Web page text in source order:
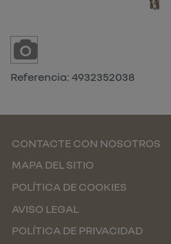
Referencia: 4932352038
CONTACTE CON NOSOTROS
MAPA DEL SITIO
POLÍTICA DE COOKIES
AVISO LEGAL
POLÍTICA DE PRIVACIDAD